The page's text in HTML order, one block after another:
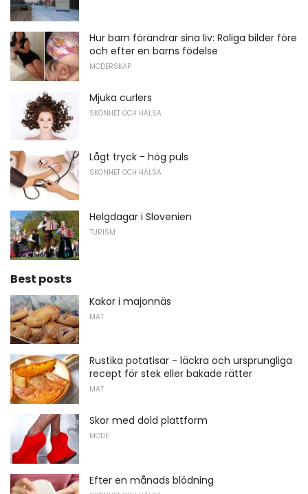
Hur barn förändrar sina liv: Roliga bilder före
och efter en barns födelse
MODERSKAP
Mjuka curlers
SKÖNHET OCH HÄLSA
Lågt tryck - hög puls
SKÖNHET OCH HÄLSA
Helgdagar i Slovenien
TURISM
Best posts
Kakor i majonnäs
MAT
Rustika potatisar - läckra och ursprungliga
recept för stek eller bakade rätter
MAT
Skor med dold plattform
MODE
Efter en månads blödning